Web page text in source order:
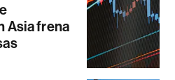
Asia frena